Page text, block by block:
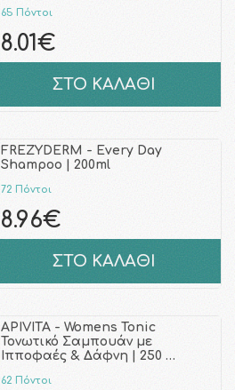
65 Πόντοι
8.01€
ΣΤΟ ΚΑΛΑΘΙ
FREZYDERM - Every Day
Shampoo | 200ml
72 Πόντοι
8.96€
ΣΤΟ ΚΑΛΑΘΙ
APIVITA - Womens Tonic
Τονωτικό Σαμπουάν με
Ιπποφαές & Δάφνη | 250 …
62 Πόντοι